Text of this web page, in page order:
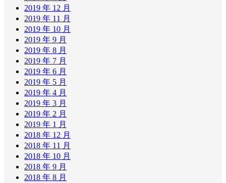
2019 年 12 月
2019 年 11 月
2019 年 10 月
2019 年 9 月
2019 年 8 月
2019 年 7 月
2019 年 6 月
2019 年 5 月
2019 年 4 月
2019 年 3 月
2019 年 2 月
2019 年 1 月
2018 年 12 月
2018 年 11 月
2018 年 10 月
2018 年 9 月
2018 年 8 月